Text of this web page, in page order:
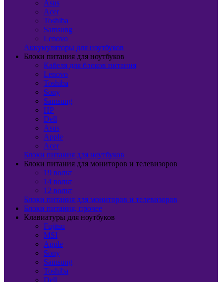
Asus
Acer
Toshiba
Samsung
Lenovo
Аккумуляторы для ноутбуков
Блоки питания для ноутбуков
Кабеля для блоков питания
Lenovo
Toshiba
Sony
Samsung
HP
Dell
Asus
Apple
Acer
Блоки питания для ноутбуков
Блоки питания для мониторов и телевизоров
19 вольт
14 вольт
12 вольт
Блоки питания для мониторов и телевизоров
Блоки питания, прочее
Клавиатуры для ноутбуков
Fujitsu
MSI
Apple
Sony
Samsung
Toshiba
Dell